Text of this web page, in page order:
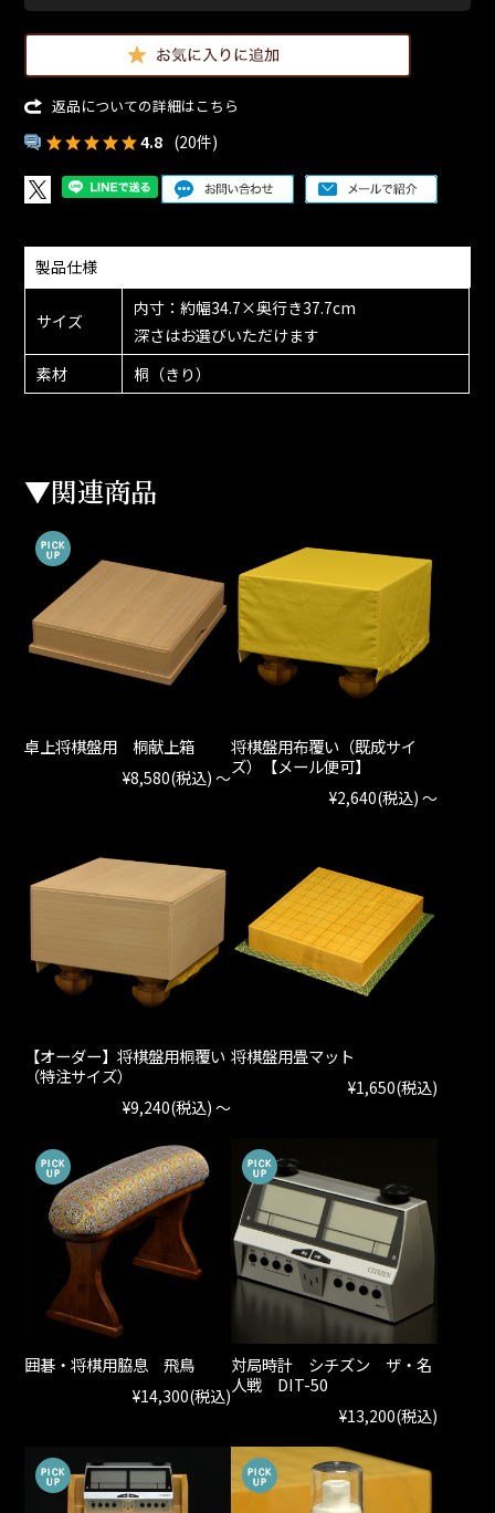
返品についての詳細はこちら
4.8 (20件)
製品仕様
サイズ
内寸：約幅34.7×奥行き37.7cm
深さはお選びいただけます
素材
桐（きり）
▼関連商品
卓上将棋盤用 桐献上箱
¥8,580(税込) ～
将棋盤用布覆い（既成サイ
ズ）【メール便可】
¥2,640(税込) ～
【オーダー】将棋盤用桐覆い
（特注サイズ）
¥9,240(税込) ～
将棋盤用畳マット
¥1,650(税込)
囲碁・将棋用脇息 飛鳥
¥14,300(税込)
対局時計 シチズン ザ・名
人戦 DIT-50
¥13,200(税込)